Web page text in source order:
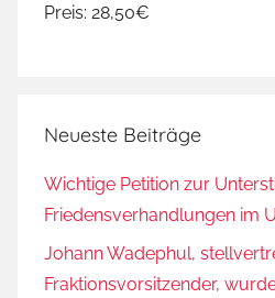
Preis: 28,50€
Neueste Beiträge
Wichtige Petition zur
Friedensverhandlungen im
Johann Wadephul,
Fraktionsvorsitzender,